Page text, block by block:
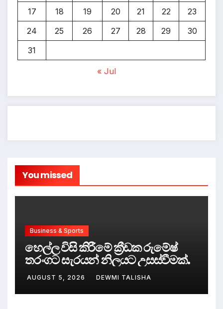
17
18 19 20 21 22
23
24
25 26 27 28 29
30
31
« Jul
You missed
Business & Sports
හෙල්ල විසි කිරීමේ ක්‍රීඩක රුමේෂ්
තරංගට සැරයන් නිලයට උසස්වීමක්.
AUGUST 5, 2026 DEWMI TALISHA